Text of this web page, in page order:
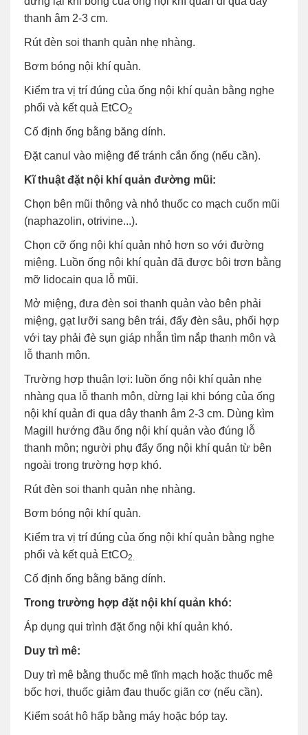
thanh âm 2-3 cm.
Rút đèn soi thanh quản nhẹ nhàng.
Bơm bóng nội khí quản.
Kiểm tra vị trí đúng của ống nội khí quản bằng nghe
phổi và kết quả EtCO2
Cố định ống bằng băng dính.
Đặt canul vào miệng để tránh cắn ống (nếu cần).
Kĩ thuật đặt nội khí quản đường mũi:
Chọn bên mũi thông và nhỏ thuốc co mạch cuốn mũi
(naphazolin, otrivine...).
Chọn cỡ ống nội khí quản nhỏ hơn so với đường
miệng. Luồn ống nội khí quản đã được bôi trơn bằng
mỡ lidocain qua lỗ mũi.
Mở miệng, đưa đèn soi thanh quản vào bên phải
miệng, gạt lưỡi sang bên trái, đẩy đèn sâu, phối hợp
với tay phải đè sụn giáp nhẫn tìm nắp thanh môn và
lỗ thanh môn.
Trường hợp thuận lợi: luồn ống nội khí quản nhẹ
nhàng qua lỗ thanh môn, dừng lại khi bóng của ống
nội khí quản đi qua dây thanh âm 2-3 cm. Dùng kìm
Magill hướng đầu ống nội khí quản vào đúng lỗ
thanh môn; người phụ đẩy ống nội khí quản từ bên
ngoài trong trường hợp khó.
Rút đèn soi thanh quản nhẹ nhàng.
Bơm bóng nội khí quản.
Kiểm tra vị trí đúng của ống nội khí quản bằng nghe
phổi và kết quả EtCO2.
Cố định ống bằng băng dính.
Trong trường hợp đặt nội khí quản khó:
Áp dụng qui trình đặt ống nội khí quản khó.
Duy trì mê:
Duy trì mê bằng thuốc mê tĩnh mạch hoặc thuốc mê
bốc hơi, thuốc giảm đau thuốc giãn cơ (nếu cần).
Kiểm soát hô hấp bằng máy hoặc bóp tay.